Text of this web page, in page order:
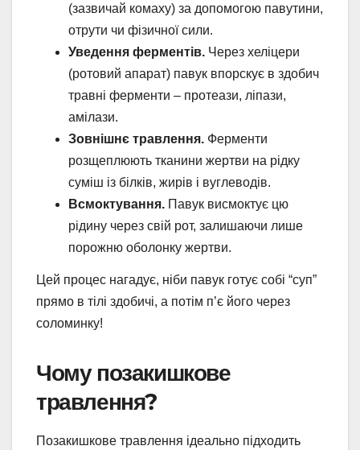
(зазвичай комаху) за допомогою павутини,
отрути чи фізичної сили.
Уведення ферментів. Через хеліцери
(ротовий апарат) павук впорскує в здобич
травні ферменти – протеази, ліпази,
амілази.
Зовнішнє травлення. Ферменти
розщеплюють тканини жертви на рідку
суміш із білків, жирів і вуглеводів.
Всмоктування. Павук висмоктує цю
рідину через свій рот, залишаючи лише
порожню оболонку жертви.
Цей процес нагадує, ніби павук готує собі “суп”
прямо в тілі здобичі, а потім п’є його через
соломинку!
Чому позакишкове
травлення?
Позакишкове травлення ідеально підходить